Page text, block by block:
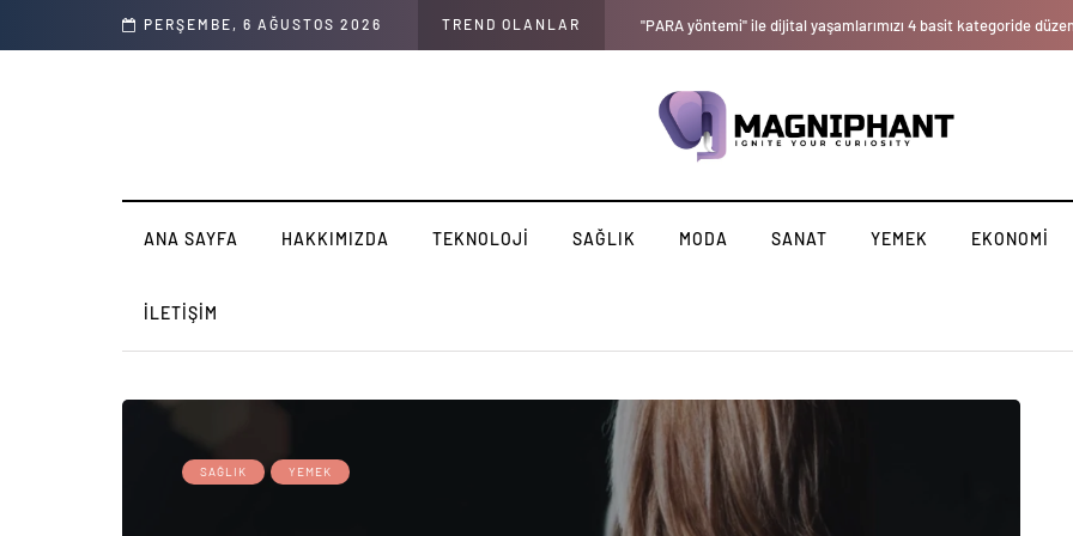
PERŞEMBE, 6 AĞUSTOS 2026 TREND OLANLAR
4 basit kategoride düzenleyebiliriz Doktorlara Göre Glikolik Asidin Cildiniz İçin Yapabilecekleri
ANA SAYFA HAKKIMIZDA TEKNOLOJI SAĞLIK MODA SANAT YEMEK EKONOMI
İLETIŞIM
SAĞLIK YEMEK